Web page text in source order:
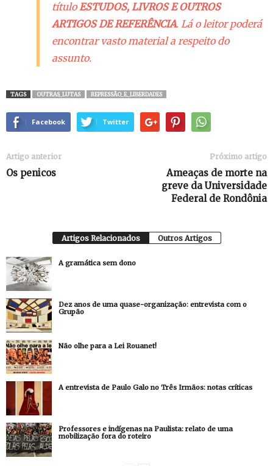
títuloESTUDOS, LIVROS E OUTROS
ARTIGOS DE REFERÊNCIA. Lá o leitor poderá
encontrar vasto material a respeito do
assunto.
TAGS OUTRAS_LUTAS REPRESSÃO_E_LIBERDADES
Facebook Twitter
Artigo anterior
Os penicos
Próximo artigo
Ameaças de morte na
greve da Universidade
Federal de Rondônia
Artigos Relacionados Outros Artigos
A gramática sem dono
Dez anos de uma quase-organização: entrevista com o
Grupão
Não olhe para a Lei Rouanet!
A entrevista de Paulo Galo no Três Irmãos: notas críticas
Professores e indígenas na Paulista: relato de uma
mobilização fora do roteiro